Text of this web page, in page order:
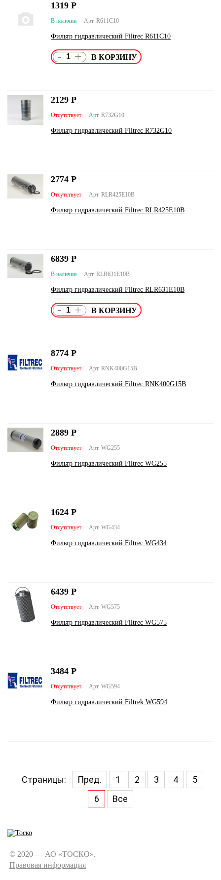
Арт. R611С10
В наличии
Фильтр гидравлический Filtrec R611С10
1319 Р
- +
Арт. R732G10
Отсутствует
Фильтр гидравлический Filtrec R732G10
2129 Р
Арт. RLR425E10B
Отсутствует
Фильтр гидравлический Filtrec RLR425E10B
2774 Р
Арт. RLR631E10B
В наличии
Фильтр гидравлический Filtrec RLR631E10B
6839 Р
- +
Арт. RNK400G15B
Отсутствует
Фильтр гидравлический Filtrec RNK400G15B
8774 Р
Арт. WG255
Отсутствует
Фильтр гидравлический Filtrec WG255
2889 Р
Арт. WG434
Отсутствует
Фильтр гидравлический Filtrec WG434
1624 Р
Арт. WG575
Отсутствует
Фильтр гидравлический Filtrec WG575
6439 Р
Арт. WG594
Отсутствует
Фильтр гидравлический Filtrek WG594
3484 Р
Страницы: Пред. 1 2 3 4
5
6
Все
© 2020 — АО «ТОСКО».
Правовая информация